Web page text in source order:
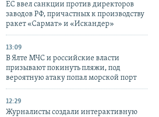
ЕС ввел санкции против директоров
заводов РФ, причастных к производству
ракет «Сармат» и «Искандер»
13:09
В Ялте МЧС и российские власти
призывают покинуть пляжи, под
вероятную атаку попал морской порт
12:29
Журналисты создали интерактивную